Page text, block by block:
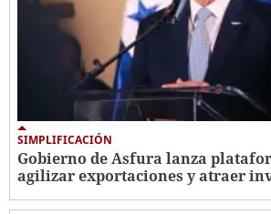
SIMPLIFICACIÓN
Gobierno de Asfura lanza
agilizar exportaciones y atraer